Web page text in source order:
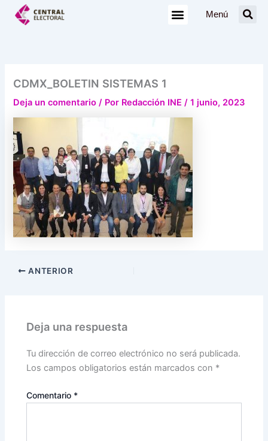
Menú
CDMX_BOLETIN SISTEMAS 1
Deja un comentario / Por Redacción INE/1 junio, 2023
ANTERIOR
Deja una respuesta
Tu dirección de correo electrónico no será publicada.
Los campos obligatorios están marcados con *
Comentario *